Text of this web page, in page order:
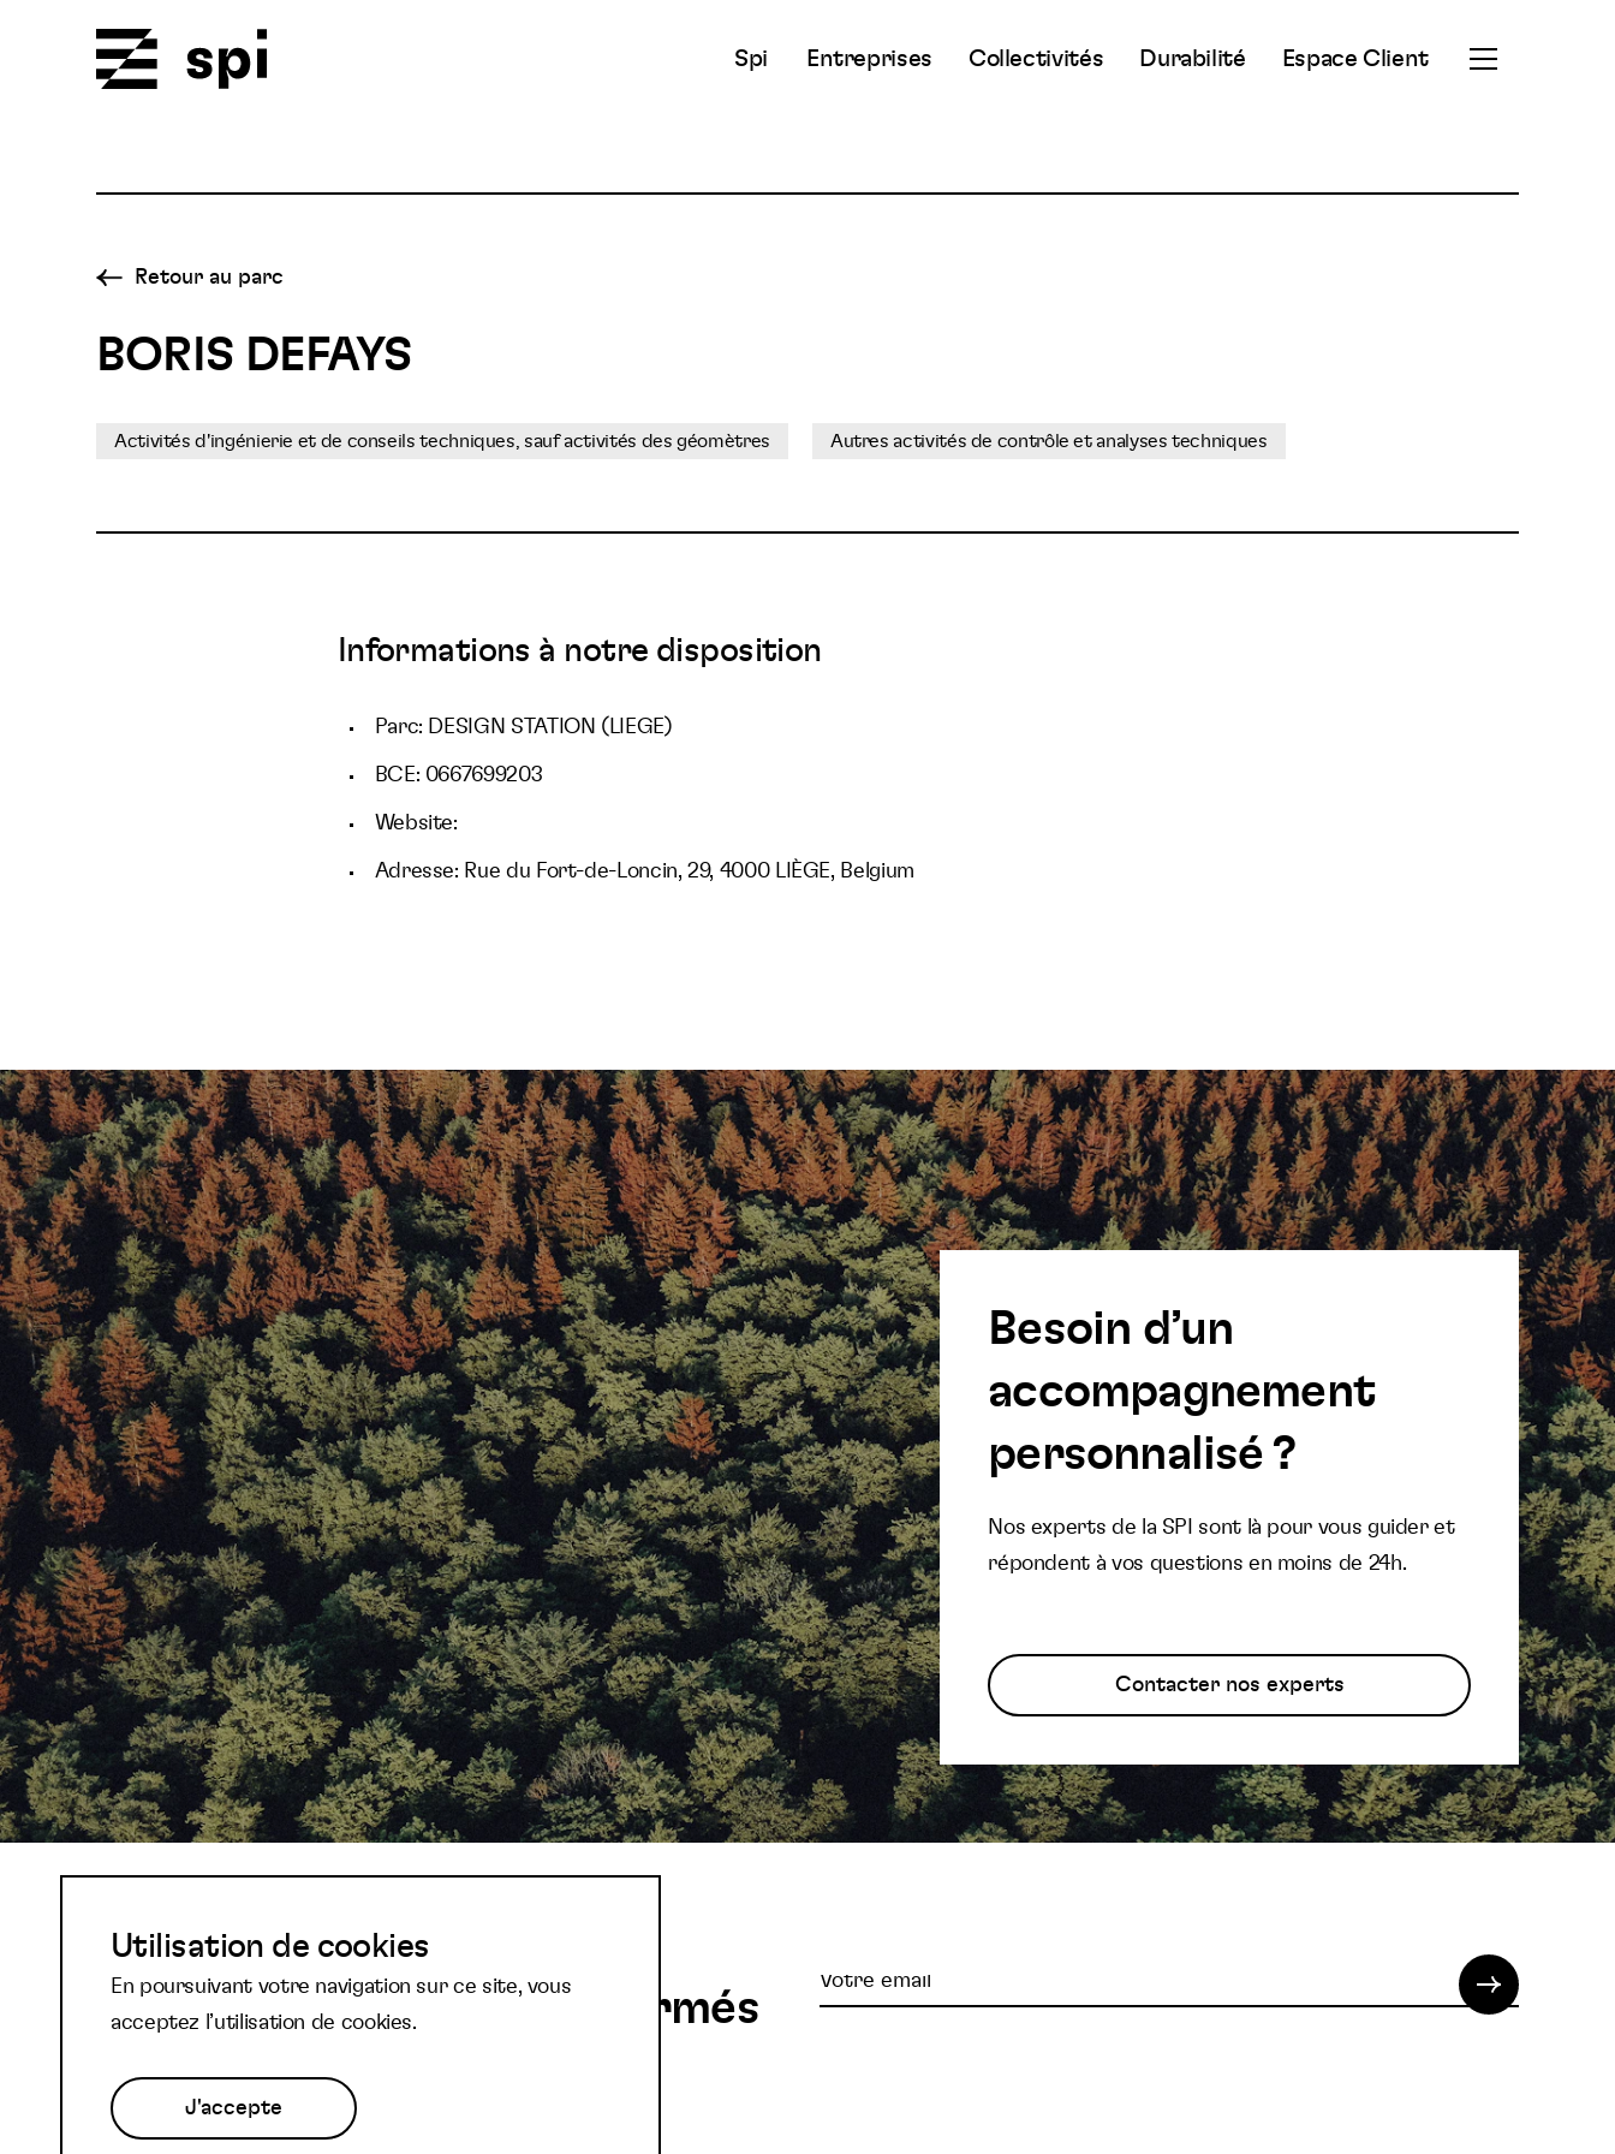
Spi Entreprises Collectivités Durabilité Espace Client
Ouvrir
Retour au parc
BORIS DEFAYS
Activités d'ingénierie et de conseils techniques, sauf activités des géomètres Autres activités de contrôle et analyses techniques
Informations à notre disposition
Parc: DESIGN STATION (LIEGE)
BCE: 0667699203
Website:
Adresse: Rue du Fort-de-Loncin, 29, 4000 LIÈGE, Belgium
Besoin d’un
accompagnement
personnalisé ?
Nos experts de la SPI sont là pour vous guider et
répondent à vos questions en moins de 24h.
Contacter nos experts
Abonnez-vous à notre
newsletter et restez informés
Votre
Utilisation de cookies
En poursuivant votre navigation sur ce site, vous
acceptez l’utilisation de cookies.
J'accepte